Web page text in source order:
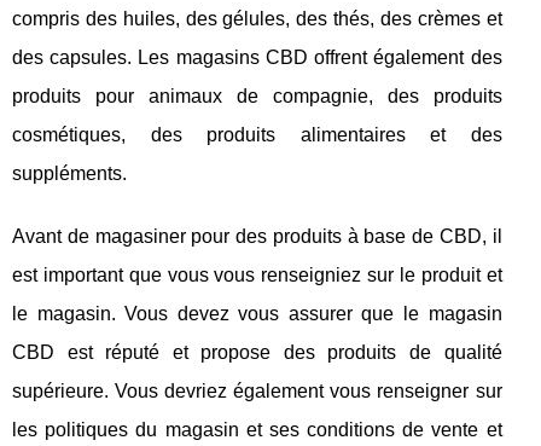
compris des huiles, des gélules, des thés, des crèmes et
des capsules. Les magasins CBD offrent également des
produits pour animaux de compagnie, des produits
cosmétiques, des produits alimentaires et des
suppléments.
Avant de magasiner pour des produits à base de CBD, il
est important que vous vous renseigniez sur le produit et
le magasin. Vous devez vous assurer que le magasin
CBD est réputé et propose des produits de qualité
supérieure. Vous devriez également vous renseigner sur
les politiques du magasin et ses conditions de vente et